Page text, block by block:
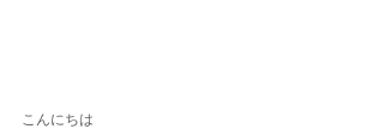
こんにちは